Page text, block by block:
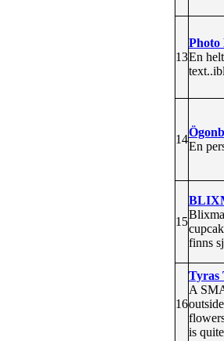
13
Photo
En
14
En
15
finns
16
Tyras
A
is